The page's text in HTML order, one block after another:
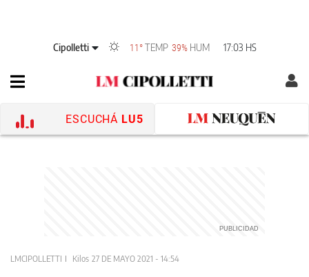
Cipolletti 11° TEMP 39% HUM 17:03 HS
ESCUCHÁ LU5
LMCIPOLLETTI Kilos 27 DE MAYO 2021 - 14:54